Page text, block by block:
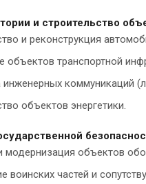
и строительство
и реконструкция
объектов транспортной
коммуникаций
объектов энергетики.
модернизация объектов
воинских частей и